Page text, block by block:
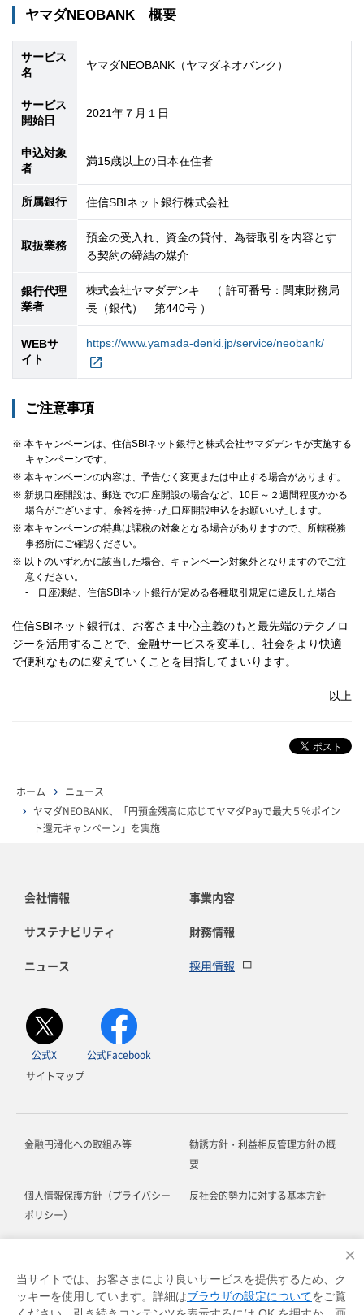
×
当サイトでは、お客さまにより良いサービスを提供するため、ク
ッキーを使用しています。詳細はブラウザの設定についてをご覧
ヤマダNEOBANK 概要
サービス
名
ヤマダNEOBANK（ヤマダネオバンク）
サービス
開始日
2021年７月１日
申込対象
者
満15歳以上の日本在住者
所属銀行 住信SBIネット銀行株式会社
取扱業務
預金の受入れ、資金の貸付、為替取引を内容とす
る契約の締結の媒介
銀行代理
業者
株式会社ヤマダデンキ （ 許可番号：関東財務局
長（銀代） 第440号 ）
WEBサ
イト
https://www.yamada-denki.jp/service/neobank/
ご注意事項
※ 本キャンペーンは、住信SBIネット銀行と株式会社ヤマダデンキが実施する
キャンペーンです。
※ 本キャンペーンの内容は、予告なく変更または中止する場合があります。
※ 新規口座開設は、郵送での口座開設の場合など、10日～２週間程度かかる
場合がございます。余裕を持った口座開設申込をお願いいたします。
※ 本キャンペーンの特典は課税の対象となる場合がありますので、所轄税務
事務所にご確認ください。
※ 以下のいずれかに該当した場合、キャンペーン対象外となりますのでご注
意ください。
- 口座凍結、住信SBIネット銀行が定める各種取引規定に違反した場合
住信SBIネット銀行は、お客さま中心主義のもと最先端のテクノロ
ジーを活用することで、金融サービスを変革し、社会をより快適
で便利なものに変えていくことを目指してまいります。
以上
ホーム
ニュース
ヤマダNEOBANK、「円預金残高に応じてヤマダPayで最大５％ポイン
ト還元キャンペーン」を実施
会社情報 事業内容
サステナビリティ 財務情報
ニュース 採用情報
公式X
公式Facebook
サイトマップ
金融円滑化への取組み等
勧誘方針・利益相反管理方針の概
要
個人情報保護方針（プライバシー
ポリシー）
反社会的勢力に対する基本方針
お客さま対応における基本方針 各種規定等